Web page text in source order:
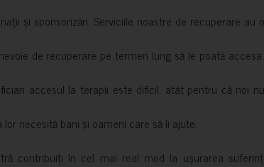
și sponsorizări. Serviciile noastre de recuperare au
de recuperare pe termen lung să le poată
accesul la terapii este dificil, atât pentru că noi
necesită bani și oameni care să îi ajute.
contribuiți în cel mai real mod la ușurarea